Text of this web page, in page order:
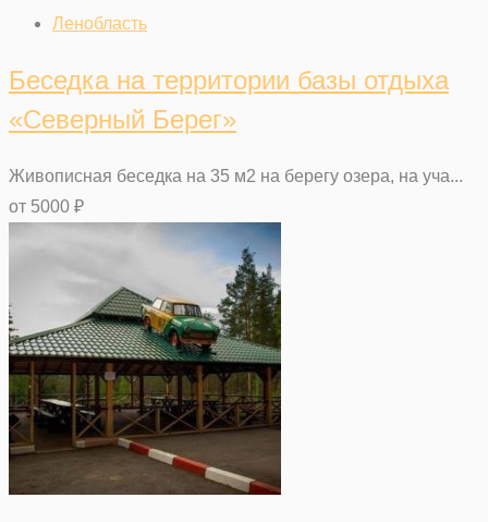
Ленобласть
Беседка на территории базы отдыха
«Северный Берег»
Живописная беседка на 35 м2 на берегу озера, на уча...
от 5000 ₽